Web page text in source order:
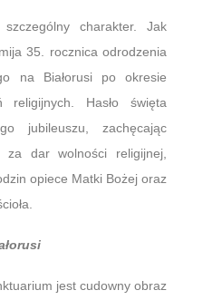
charakter. Jak
35. rocznica odrodzenia
na Białorusi po okresie
religijnych. Hasło święta
jubileuszu, zachęcając
za dar wolności religijnej,
opiece Matki Bożej oraz
jest cudowny obraz